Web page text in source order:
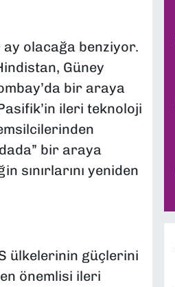
ay olacağa benziyor.
Güney
bir araya
ileri teknoloji
bir araya
sınırlarını yeniden
ülkelerinin güçlerini
önemlisi ileri